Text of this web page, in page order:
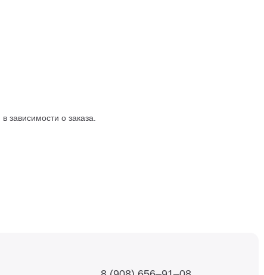
зависимости о заказа.